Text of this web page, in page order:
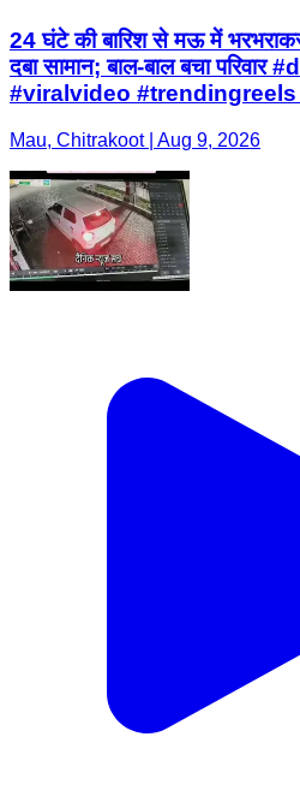
24 घंटे की बारिश से मऊ में
दबा सामान; बाल-बाल बचा
#viralvideo #trendingreels
Mau, Chitrakoot | Aug 9, 2026